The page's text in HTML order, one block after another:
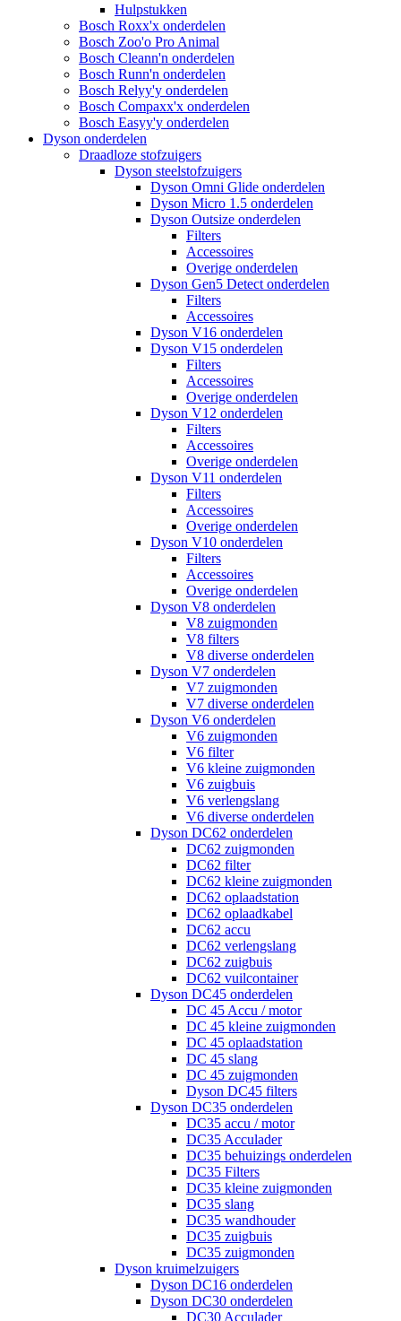
Hulpstukken
Bosch Roxx'x onderdelen
Bosch Zoo'o Pro Animal
Bosch Cleann'n onderdelen
Bosch Runn'n onderdelen
Bosch Relyy'y onderdelen
Bosch Compaxx'x onderdelen
Bosch Easyy'y onderdelen
Dyson onderdelen
Draadloze stofzuigers
Dyson steelstofzuigers
Dyson Omni Glide onderdelen
Dyson Micro 1.5 onderdelen
Dyson Outsize onderdelen
Filters
Accessoires
Overige onderdelen
Dyson Gen5 Detect onderdelen
Filters
Accessoires
Dyson V16 onderdelen
Dyson V15 onderdelen
Filters
Accessoires
Overige onderdelen
Dyson V12 onderdelen
Filters
Accessoires
Overige onderdelen
Dyson V11 onderdelen
Filters
Accessoires
Overige onderdelen
Dyson V10 onderdelen
Filters
Accessoires
Overige onderdelen
Dyson V8 onderdelen
V8 zuigmonden
V8 filters
V8 diverse onderdelen
Dyson V7 onderdelen
V7 zuigmonden
V7 diverse onderdelen
Dyson V6 onderdelen
V6 zuigmonden
V6 filter
V6 kleine zuigmonden
V6 zuigbuis
V6 verlengslang
V6 diverse onderdelen
Dyson DC62 onderdelen
DC62 zuigmonden
DC62 filter
DC62 kleine zuigmonden
DC62 oplaadstation
DC62 oplaadkabel
DC62 accu
DC62 verlengslang
DC62 zuigbuis
DC62 vuilcontainer
Dyson DC45 onderdelen
DC 45 Accu / motor
DC 45 kleine zuigmonden
DC 45 oplaadstation
DC 45 slang
DC 45 zuigmonden
Dyson DC45 filters
Dyson DC35 onderdelen
DC35 accu / motor
DC35 Acculader
DC35 behuizings onderdelen
DC35 Filters
DC35 kleine zuigmonden
DC35 slang
DC35 wandhouder
DC35 zuigbuis
DC35 zuigmonden
Dyson kruimelzuigers
Dyson DC16 onderdelen
Dyson DC30 onderdelen
DC30 Acculader